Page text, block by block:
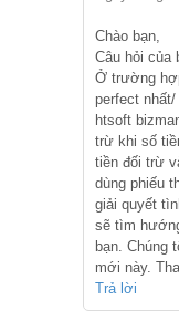
Chào bạn,
Câu hỏi của
Ở trường
perfect
htsoft
trừ khi số
tiền đối trừ
dùng phiếu
giải quyết
sẽ tìm
bạn. Chúng
mới này.
Trả lời